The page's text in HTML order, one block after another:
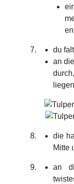
du
an
die
Mitte
an